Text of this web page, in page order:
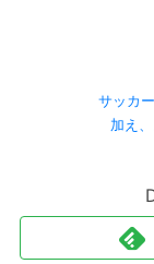
サッカ
加え